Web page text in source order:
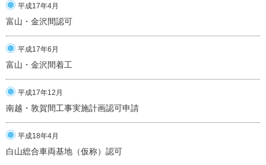
平成17年4月
富山・金沢間認可
平成17年6月
富山・金沢間着工
平成17年12月
南越・敦賀間工事実施計画認可申請
平成18年4月
白山総合車両基地（仮称）認可